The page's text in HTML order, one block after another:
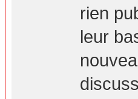
rien
leur